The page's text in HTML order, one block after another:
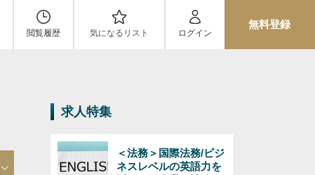
閲覧履歴 気になるリスト ログイン
無料登録
求人特集
＜法務＞国際法務/ビジ
ネスレベルの英語力を